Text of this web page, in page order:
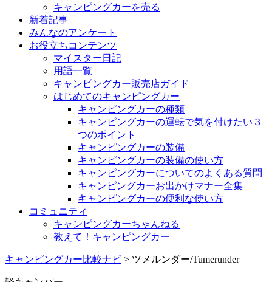
キャンピングカーを売る
新着記事
みんなのアンケート
お役立ちコンテンツ
マイスター日記
用語一覧
キャンピングカー販売店ガイド
はじめてのキャンピングカー
キャンピングカーの種類
キャンピングカーの運転で気を付けたい３
つのポイント
キャンピングカーの装備
キャンピングカーの装備の使い方
キャンピングカーについてのよくある質問
キャンピングカーお出かけマナー全集
キャンピングカーの便利な使い方
コミュニティ
キャンピングカーちゃんねる
教えて！キャンピングカー
キャンピングカー比較ナビ > ツメルンダー/Tumerunder